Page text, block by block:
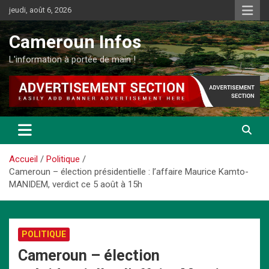
Aller
au
contenu
jeudi, août 6, 2026
Cameroun Infos
L'information à portée de main !
Accueil
Politique
Cameroun – élection présidentielle : l’affaire Maurice Kamto-
MANIDEM, verdict ce 5 août à 15h
POLITIQUE
Cameroun – élection